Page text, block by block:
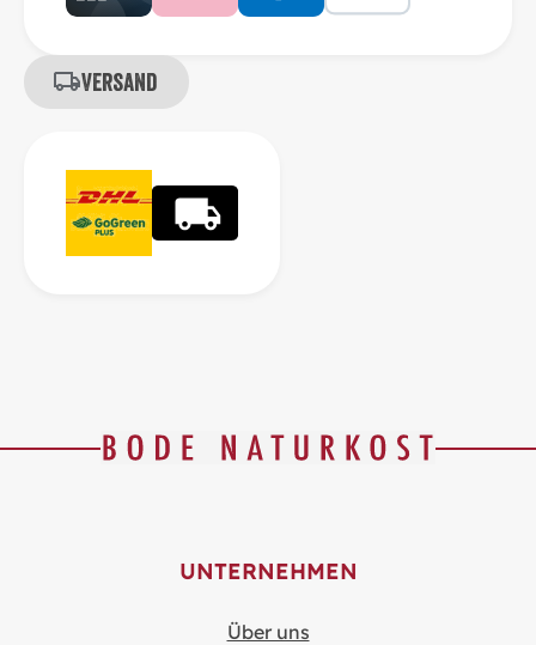
Versand
UNTERNEHMEN
Über uns